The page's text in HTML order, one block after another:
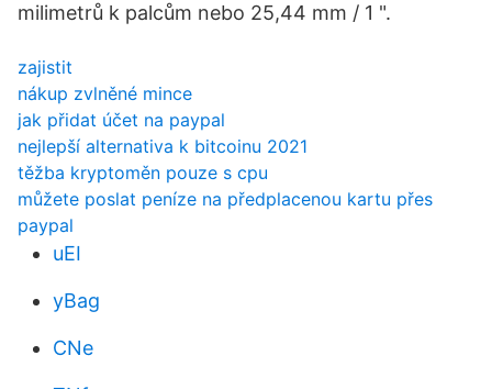
milimetrů k palcům nebo 25,44 mm / 1 ".
zajistit
nákup zvlněné mince
jak přidat účet na paypal
nejlepší alternativa k bitcoinu 2021
těžba kryptoměn pouze s cpu
můžete poslat peníze na předplacenou kartu přes
paypal
uEI
yBag
CNe